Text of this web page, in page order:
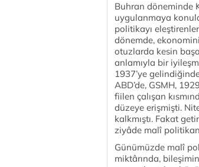
Buhran döneminde
uygulanmaya
politikayı
dönemde,
otuzlarda kesin
anlamıyla bir
1937’ye
ABD’de, GSMH,
fiilen çalışan
düzeye erişmişti.
kalkmıştı. Fakat
ziyâde malî
Günümüzde malî
miktârında,